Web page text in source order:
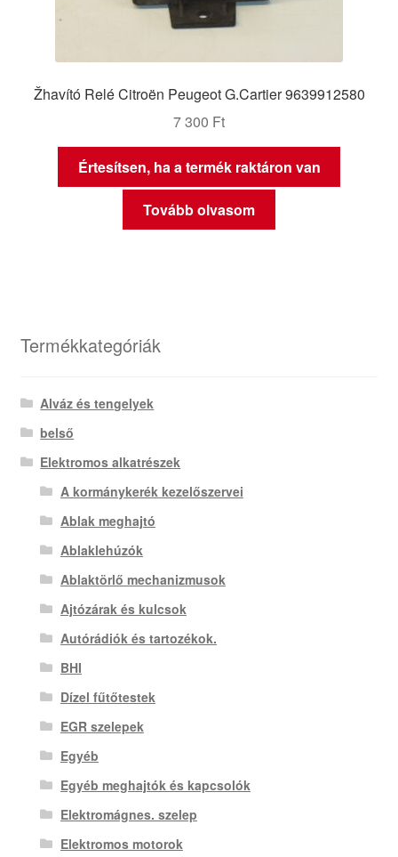
Žhavító Relé Citroën Peugeot G.Cartier 9639912580
7 300 Ft
Értesítsen, ha a termék raktáron van
Tovább olvasom
Termékkategóriák
Alváz és tengelyek
belső
Elektromos alkatrészek
A kormánykerék kezelőszervei
Ablak meghajtó
Ablaklehúzók
Ablaktörlő mechanizmusok
Ajtózárak és kulcsok
Autórádiók és tartozékok.
BHI
Dízel fűtőtestek
EGR szelepek
Egyéb
Egyéb meghajtók és kapcsolók
Elektromágnes. szelep
Elektromos motorok